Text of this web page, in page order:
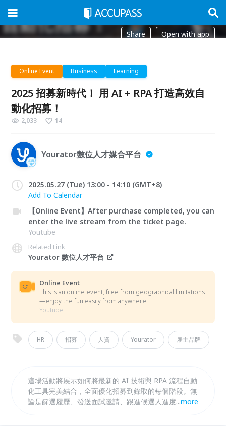
Share Open with app
Online Event Business Learning
2025 招募新時代！ 用 AI + RPA 打造高效自
動化招募！
2,033 14
Yourator數位人才媒合平台
2025.05.27 (Tue) 13:00 - 14:10 (GMT+8)
Add To Calendar
【Online Event】After purchase completed, you can
enter the live stream from the ticket page.
Youtube
Related Link
Yourator 數位人才平台
Online Event
This is an online event, free from geographical limitations
—enjoy the fun easily from anywhere!
Youtube
HR 招募 人資 Yourator 雇主品牌
這場活動將展示如何將最新的 AI 技術與 RPA 流程自動
化工具完美結合，全面優化招募到錄取的每個階段。無
論是篩選履歷、發送面試邀請、跟進候選人進度，甚至
...more